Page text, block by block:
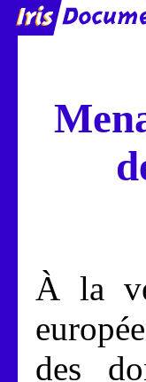
À la
des